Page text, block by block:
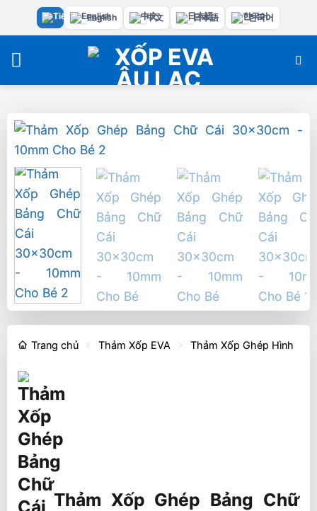
dung
English 中文 日本語 한국어
Trang chủ Thảm Xốp EVA Thảm Xốp Ghép Hình
Thảm Xốp Ghép Bảng Chữ